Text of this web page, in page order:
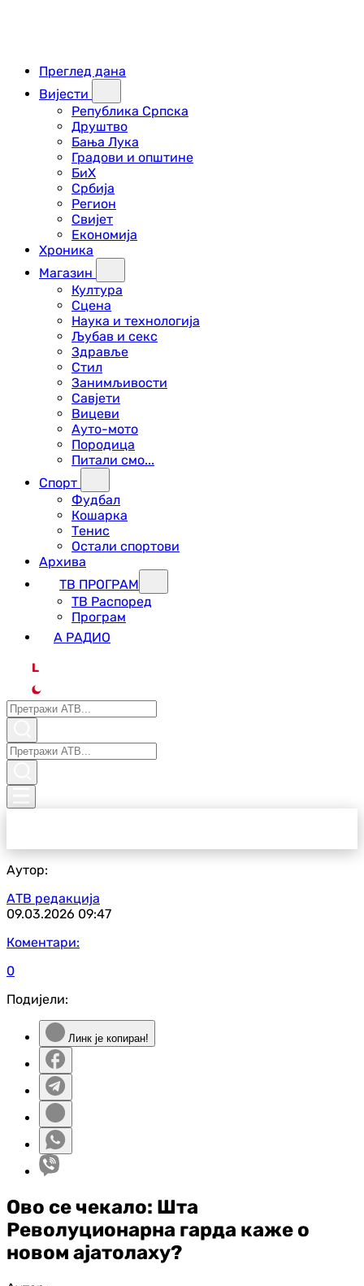
Преглед дана
Вијести
Република Српска
Друштво
Бања Лука
Градови и општине
БиХ
Србија
Регион
Свијет
Економија
Хроника
Магазин
Култура
Сцена
Наука и технологија
Љубав и секс
Здравље
Стил
Занимљивости
Савјети
Вицеви
Ауто-мото
Породица
Питали смо...
Спорт
Фудбал
Кошарка
Тенис
Остали спортови
Архива
ТВ ПРОГРАМ
ТВ Распоред
Програм
А РАДИО
L
Аутор:
АТВ редакција
09.03.2026 09:47
Коментари:
0
Подијели:
Линк је копиран!
Ово се чекало: Шта
Револуционарна гарда каже о
новом ајатолаху?